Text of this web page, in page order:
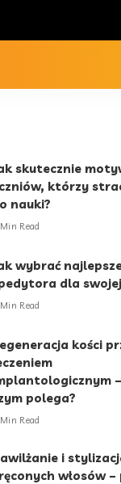
skutecznie
którzy
nauki?
Read
wybrać
dla
Read
kości
polega?
Read
i
włosów